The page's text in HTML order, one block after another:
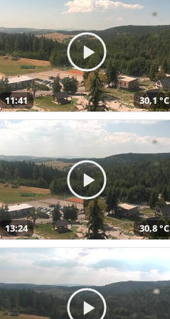
11:41 30,1 °C
13:24 30,8 °C